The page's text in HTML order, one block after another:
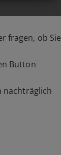
fragen, ob Sie
Button
nachträglich